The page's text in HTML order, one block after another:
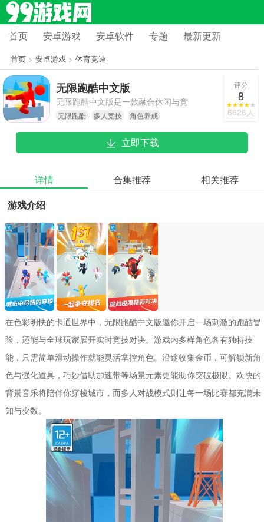
首页 安卓游戏 安卓软件 专题 最新更新
首页> 安卓游戏> 体育竞速
无限跑酷中文版
无限跑酷中文版是一款融合休闲与竞
技元素的跑酷游戏，凭借精致的画面
呈现和多样的角色系统，为玩家带来
持续的游戏乐趣。它的突出之处在于
动，独特之处则体现在深度的角色养
上限，既适合利用碎片时间进行娱
乐，也能满足竞技玩家的挑战需求。
无限跑酷 多人竞技 角色养成
评分
8
6626人
立即下载
详情 合集推荐
相关推荐
游戏介绍
在色彩明快的卡通世界中，无限跑酷中文版邀你开启一场刺激的跑酷冒
险，还能与全球玩家展开实时竞技对决。游戏内多样角色各有独特技
能，只需简单滑动操作就能灵活掌控角色。沿途收集金币，可解锁新角
色与强化道具，巧妙借助加速带等场景元素更能助你突破极限。欢快的
背景音乐将陪伴你穿梭城市，而多人对战模式则让每一场比赛都充满未
知与变数。